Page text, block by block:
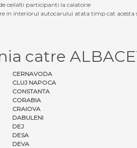
ceilalti participanti la calatorie
in interiorul autocarului atata timp cat acesta
catre
CERNAVODA
CLUJ NAPOCA
CONSTANTA
CORABIA
CRAIOVA
DABULENI
DEJ
DESA
DEVA